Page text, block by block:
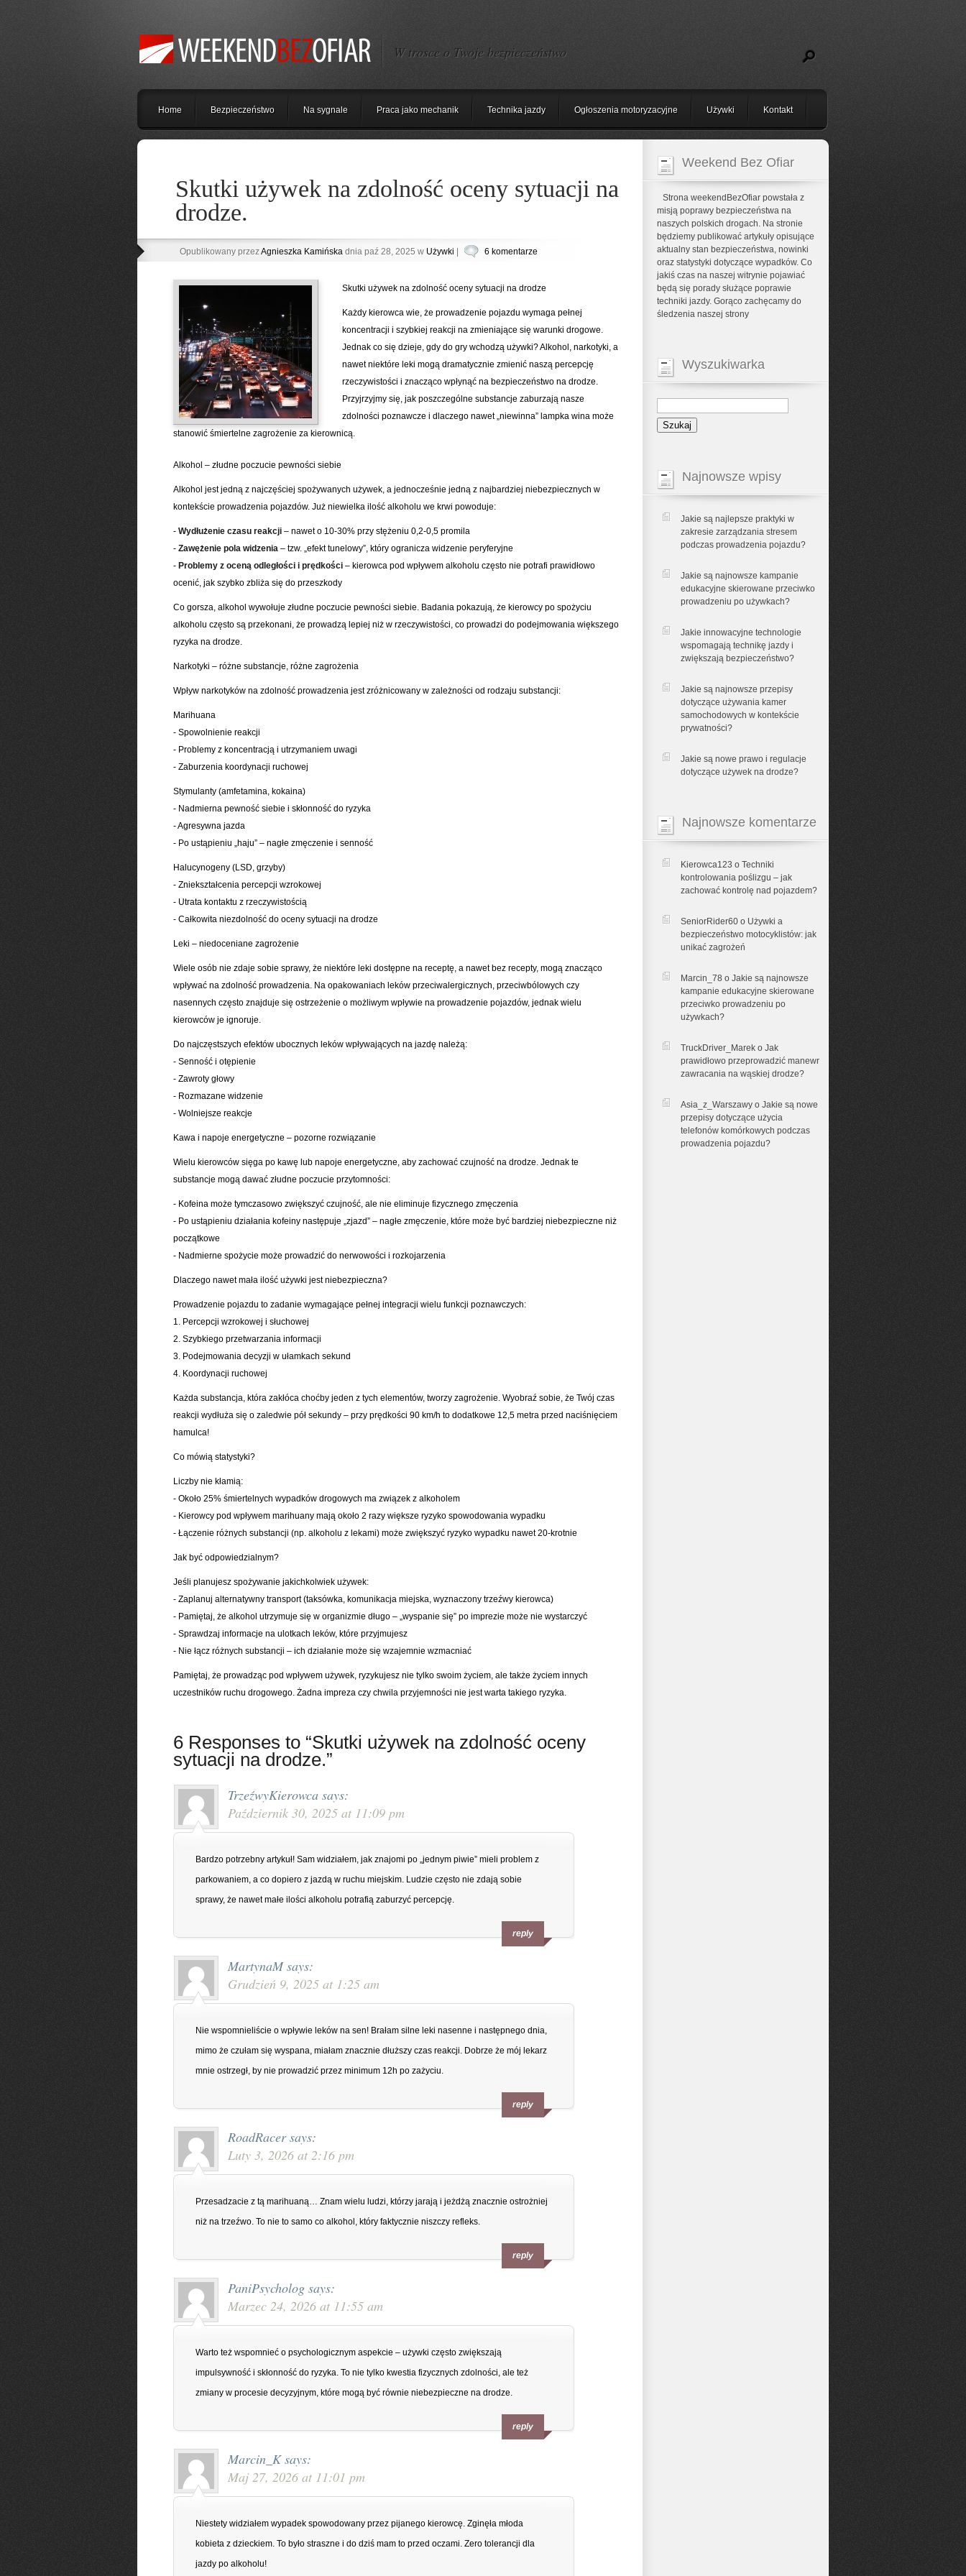
W trosce o Twoje bezpieczeństwo
Home Bezpieczeństwo Na sygnale Praca jako mechanik Technika jazdy Ogłoszenia motoryzacyjne Używki Kontakt
Skutki używek na zdolność oceny sytuacji na
drodze.
Opublikowany przezAgnieszka Kamińskadnia paź 28, 2025 w Używki 6 komentarze
Skutki używek na zdolność oceny sytuacji na drodze
Każdy kierowca wie, że prowadzenie pojazdu wymaga pełnej
koncentracji i szybkiej reakcji na zmieniające się warunki drogowe.
Jednak co się dzieje, gdy do gry wchodzą używki? Alkohol, narkotyki, a
nawet niektóre leki mogą dramatycznie zmienić naszą percepcję
rzeczywistości i znacząco wpłynąć na bezpieczeństwo na drodze.
Przyjrzyjmy się, jak poszczególne substancje zaburzają nasze
zdolności poznawcze i dlaczego nawet „niewinna” lampka wina może
stanowić śmiertelne zagrożenie za kierownicą.
Alkohol – złudne poczucie pewności siebie
Alkohol jest jedną z najczęściej spożywanych używek, a jednocześnie jedną z najbardziej niebezpiecznych w
kontekście prowadzenia pojazdów. Już niewielka ilość alkoholu we krwi powoduje:
- Wydłużenie czasu reakcji– nawet o 10-30% przy stężeniu 0,2-0,5 promila
- Zawężenie pola widzenia– tzw. „efekt tunelowy”, który ogranicza widzenie peryferyjne
- Problemy z oceną odległości i prędkości– kierowca pod wpływem alkoholu często nie potrafi prawidłowo
ocenić, jak szybko zbliża się do przeszkody
Co gorsza, alkohol wywołuje złudne poczucie pewności siebie. Badania pokazują, że kierowcy po spożyciu
alkoholu często są przekonani, że prowadzą lepiej niż w rzeczywistości, co prowadzi do podejmowania większego
ryzyka na drodze.
Narkotyki – różne substancje, różne zagrożenia
Wpływ narkotyków na zdolność prowadzenia jest zróżnicowany w zależności od rodzaju substancji:
Marihuana
- Spowolnienie reakcji
- Problemy z koncentracją i utrzymaniem uwagi
- Zaburzenia koordynacji ruchowej
Stymulanty (amfetamina, kokaina)
- Nadmierna pewność siebie i skłonność do ryzyka
- Agresywna jazda
- Po ustąpieniu „haju” – nagłe zmęczenie i senność
Halucynogeny (LSD, grzyby)
- Zniekształcenia percepcji wzrokowej
- Utrata kontaktu z rzeczywistością
- Całkowita niezdolność do oceny sytuacji na drodze
Leki – niedoceniane zagrożenie
Wiele osób nie zdaje sobie sprawy, że niektóre leki dostępne na receptę, a nawet bez recepty, mogą znacząco
wpływać na zdolność prowadzenia. Na opakowaniach leków przeciwalergicznych, przeciwbólowych czy
nasennych często znajduje się ostrzeżenie o możliwym wpływie na prowadzenie pojazdów, jednak wielu
kierowców je ignoruje.
Do najczęstszych efektów ubocznych leków wpływających na jazdę należą:
- Senność i otępienie
- Zawroty głowy
- Rozmazane widzenie
- Wolniejsze reakcje
Kawa i napoje energetyczne – pozorne rozwiązanie
Wielu kierowców sięga po kawę lub napoje energetyczne, aby zachować czujność na drodze. Jednak te
substancje mogą dawać złudne poczucie przytomności:
- Kofeina może tymczasowo zwiększyć czujność, ale nie eliminuje fizycznego zmęczenia
- Po ustąpieniu działania kofeiny następuje „zjazd” – nagłe zmęczenie, które może być bardziej niebezpieczne niż
początkowe
- Nadmierne spożycie może prowadzić do nerwowości i rozkojarzenia
Dlaczego nawet mała ilość używki jest niebezpieczna?
Prowadzenie pojazdu to zadanie wymagające pełnej integracji wielu funkcji poznawczych:
1. Percepcji wzrokowej i słuchowej
2. Szybkiego przetwarzania informacji
3. Podejmowania decyzji w ułamkach sekund
4. Koordynacji ruchowej
Każda substancja, która zakłóca choćby jeden z tych elementów, tworzy zagrożenie. Wyobraź sobie, że Twój czas
reakcji wydłuża się o zaledwie pół sekundy – przy prędkości 90 km/h to dodatkowe 12,5 metra przed naciśnięciem
hamulca!
Co mówią statystyki?
Liczby nie kłamią:
- Około 25% śmiertelnych wypadków drogowych ma związek z alkoholem
- Kierowcy pod wpływem marihuany mają około 2 razy większe ryzyko spowodowania wypadku
- Łączenie różnych substancji (np. alkoholu z lekami) może zwiększyć ryzyko wypadku nawet 20-krotnie
Jak być odpowiedzialnym?
Jeśli planujesz spożywanie jakichkolwiek używek:
- Zaplanuj alternatywny transport (taksówka, komunikacja miejska, wyznaczony trzeźwy kierowca)
- Pamiętaj, że alkohol utrzymuje się w organizmie długo – „wyspanie się” po imprezie może nie wystarczyć
- Sprawdzaj informacje na ulotkach leków, które przyjmujesz
- Nie łącz różnych substancji – ich działanie może się wzajemnie wzmacniać
Pamiętaj, że prowadząc pod wpływem używek, ryzykujesz nie tylko swoim życiem, ale także życiem innych
uczestników ruchu drogowego. Żadna impreza czy chwila przyjemności nie jest warta takiego ryzyka.
6 Responses to “Skutki używek na zdolność oceny
sytuacji na drodze.”
TrzeźwyKierowca says:
Październik 30, 2025 at 11:09 pm
Bardzo potrzebny artykuł! Sam widziałem, jak znajomi po „jednym piwie” mieli problem z
parkowaniem, a co dopiero z jazdą w ruchu miejskim. Ludzie często nie zdają sobie
sprawy, że nawet małe ilości alkoholu potrafią zaburzyć percepcję.
reply
MartynaM says:
Grudzień 9, 2025 at 1:25 am
Nie wspomnieliście o wpływie leków na sen! Brałam silne leki nasenne i następnego dnia,
mimo że czułam się wyspana, miałam znacznie dłuższy czas reakcji. Dobrze że mój lekarz
mnie ostrzegł, by nie prowadzić przez minimum 12h po zażyciu.
reply
RoadRacer says:
Luty 3, 2026 at 2:16 pm
Przesadzacie z tą marihuaną… Znam wielu ludzi, którzy jarają i jeżdżą znacznie ostrożniej
niż na trzeźwo. To nie to samo co alkohol, który faktycznie niszczy refleks.
reply
PaniPsycholog says:
Marzec 24, 2026 at 11:55 am
Warto też wspomnieć o psychologicznym aspekcie – używki często zwiększają
impulsywność i skłonność do ryzyka. To nie tylko kwestia fizycznych zdolności, ale też
zmiany w procesie decyzyjnym, które mogą być równie niebezpieczne na drodze.
reply
Marcin_K says:
Maj 27, 2026 at 11:01 pm
Niestety widziałem wypadek spowodowany przez pijanego kierowcę. Zginęła młoda
kobieta z dzieckiem. To było straszne i do dziś mam to przed oczami. Zero tolerancji dla
jazdy po alkoholu!
Weekend Bez Ofiar
Strona weekendBezOfiar powstała z
misją poprawy bezpieczeństwa na
naszych polskich drogach. Na stronie
będziemy publikować artykuły opisujące
aktualny stan bezpieczeństwa, nowinki
oraz statystyki dotyczące wypadków. Co
jakiś czas na naszej witrynie pojawiać
będą się porady służące poprawie
techniki jazdy. Gorąco zachęcamy do
śledzenia naszej strony
Wyszukiwarka
Najnowsze wpisy
Jakie są najlepsze praktyki w
zakresie zarządzania stresem
podczas prowadzenia pojazdu?
Jakie są najnowsze kampanie
edukacyjne skierowane przeciwko
prowadzeniu po używkach?
Jakie innowacyjne technologie
wspomagają technikę jazdy i
zwiększają bezpieczeństwo?
Jakie są najnowsze przepisy
dotyczące używania kamer
samochodowych w kontekście
prywatności?
Jakie są nowe prawo i regulacje
dotyczące używek na drodze?
Najnowsze komentarze
Kierowca123 o Techniki
kontrolowania poślizgu – jak
zachować kontrolę nad pojazdem?
SeniorRider60 o Używki a
bezpieczeństwo motocyklistów: jak
unikać zagrożeń
Marcin_78 o Jakie są najnowsze
kampanie edukacyjne skierowane
przeciwko prowadzeniu po
używkach?
TruckDriver_Marek o Jak
prawidłowo przeprowadzić manewr
zawracania na wąskiej drodze?
Asia_z_Warszawy o Jakie są nowe
przepisy dotyczące użycia
telefonów komórkowych podczas
prowadzenia pojazdu?